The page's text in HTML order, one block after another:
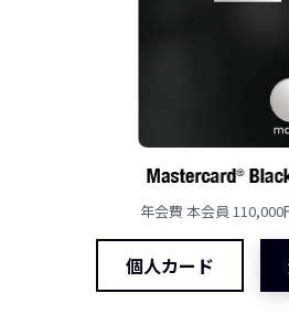
年会費 本会員 110,000
個人カード